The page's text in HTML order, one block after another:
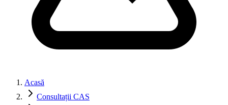
Acasă
Consultații CAS